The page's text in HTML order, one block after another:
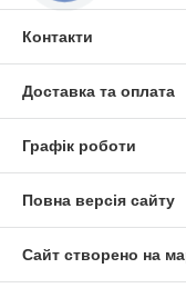
Контакти
Доставка та оплата
Графік роботи
Повна версія сайту
Сайт створено на